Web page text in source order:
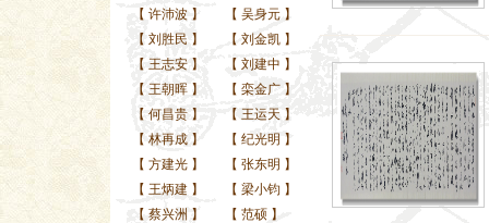
【 许沛波】 【 吴身元 】
【 刘胜民 】 【 刘金凯 】
【 王志安】 【 刘建中 】
【 王朝晖】 【 栾金广 】
【 何昌贵】 【 王运天 】
【 林再成】 【 纪光明 】
【 方建光】 【 张东明 】
【 王炳建】 【 梁小钧 】
【 蔡兴洲 】 【 范硕 】